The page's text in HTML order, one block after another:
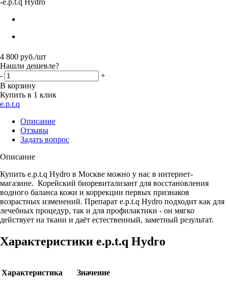
4 800 руб./шт
Нашли дешевле?
-
+
В корзину
Купить в 1 клик
e.p.t.q
Описание
Отзывы
Задать вопрос
Описание
Купить e.p.t.q Hydro в Москве можно у нас в интернет-
магазине. Корейский биоревитализант для восстановления
водного баланса кожи и коррекции первых признаков
возрастных изменений. Препарат e.p.t.q Hydro подходит как для
лечебных процедур, так и для профилактики - он мягко
действует на ткани и даёт естественный, заметный результат.
Характеристики e.p.t.q Hydro
Характеристика Значение